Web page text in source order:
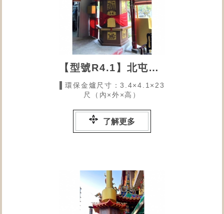
【型號R4.1】北屯水仙宮
▌環保金爐尺寸：3.4×4.1×23
尺（內×外×高）
了解更多